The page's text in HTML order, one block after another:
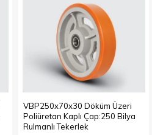
VBP250x70x30 Döküm Üzeri
Poliüretan Kaplı Çap:250 Bilya
Rulmanlı Tekerlek